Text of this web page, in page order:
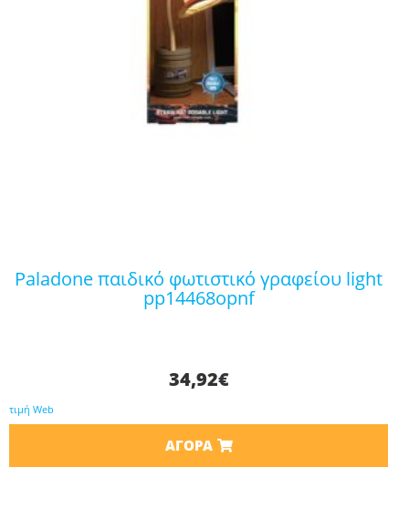
paladone παιδικό φωτιστικό γραφείου light
pp14468opnf
34,92€
τιμή Web
ΑΓΟΡΆ